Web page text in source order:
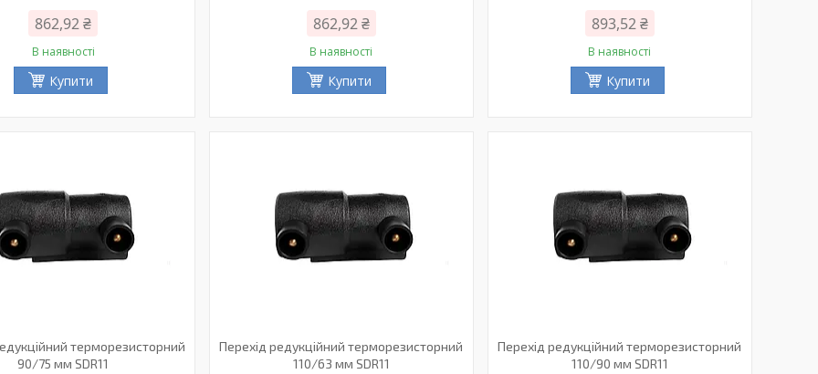
862,92 ₴
В наявності
Купити
862,92 ₴
В наявності
Купити
893,52 ₴
В наявності
Купити
терморезисторний
90/75 мм SDR11
Перехід редукційний терморезисторний
110/63 мм SDR11
Перехід редукційний терморезисторний
110/90 мм SDR11